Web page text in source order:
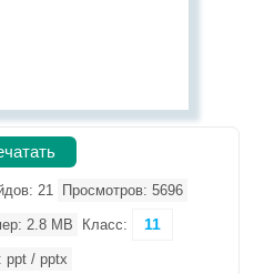
21 Просмотров: 5696
2.8 MB Класс: 11
ppt / pptx